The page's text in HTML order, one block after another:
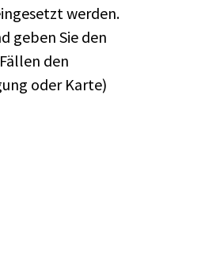
werden.
geben Sie den
den
oder Karte)